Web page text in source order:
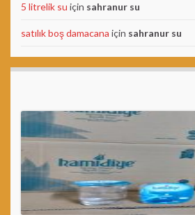
5 litrelik su için sahranur su
satılık boş damacana için sahranur su